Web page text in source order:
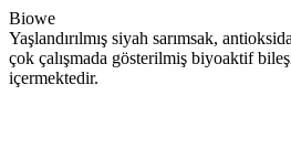
İçeriğe
geç
Biowe
Yaşlandırılmış siyah sarımsak,
çok çalışmada gösterilmiş biyoaktif
içermektedir.